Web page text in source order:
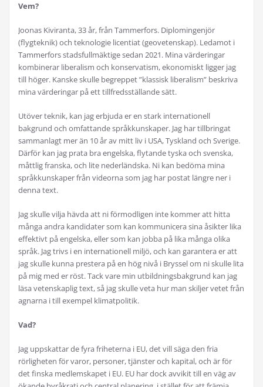
Vem?
Joonas Kiviranta, 33 år, från Tammerfors. Diplomingenjör
(flygteknik) och teknologie licentiat (geovetenskap). Ledamot i
Tammerfors stadsfullmäktige sedan 2021. Mina värderingar
kombinerar liberalism och konservatism, ekonomiskt ligger jag
till höger. Kanske skulle begreppet ”klassisk liberalism” beskriva
mina värderingar på ett tillfredsställande sätt.
Utöver teknik, kan jag erbjuda er en stark internationell
bakgrund och omfattande språkkunskaper. Jag har tillbringat
sammanlagt mer än 10 år av mitt liv i USA, Tyskland och Sverige.
Därför kan jag prata bra engelska, flytande tyska och svenska,
måttlig franska, och lite nederländska. Ni kan bedöma mina
språkkunskaper från videorna som jag har postat längre ner i
denna text.
Jag skulle vilja hävda att ni förmodligen inte kommer att hitta
många andra kandidater som kan kommunicera sina åsikter lika
effektivt på engelska, eller som kan jobba på lika många olika
språk. Jag trivs i en internationell miljö, och kan garantera er att
jag skulle kunna prestera på en hög nivå i Bryssel om ni skulle lita
på mig med er röst. Tack vare min utbildningsbakgrund kan jag
läsa vetenskaplig text, så jag skulle veta hur man skiljer vetet från
agnarna i till exempel klimatpolitik.
Vad?
Jag uppskattar de fyra friheterna i EU, det vill säga den fria
rörligheten för varor, personer, tjänster och kapital, och är för
det finska medlemskapet i EU. EU har dock avvikit till en väg av